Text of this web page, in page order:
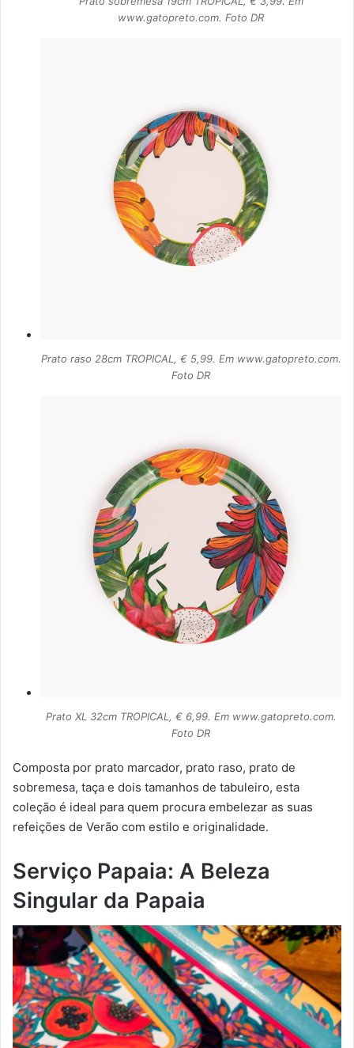
www.gatopreto.com. Foto DR
Prato raso 28cm TROPICAL, € 5,99. Em www.gatopreto.com.
Foto DR
Prato XL 32cm TROPICAL, € 6,99. Em www.gatopreto.com.
Foto DR
Composta por prato marcador, prato raso, prato de
sobremesa, taça e dois tamanhos de tabuleiro, esta
coleção é ideal para quem procura embelezar as suas
refeições de Verão com estilo e originalidade.
Serviço Papaia: A Beleza
Singular da Papaia